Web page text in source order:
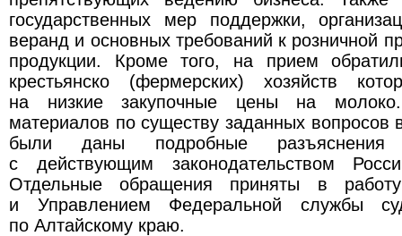
государственных мер поддержки,
веранд и основных требований к розничной
продукции. Кроме того, на прием
крестьянско (фермерских) хозяйств
на низкие закупочные цены на
материалов по существу заданных вопросов
были даны подробные разъяснения
с действующим законодательством
Отдельные обращения приняты в
и Управлением Федеральной службы
по Алтайскому краю.